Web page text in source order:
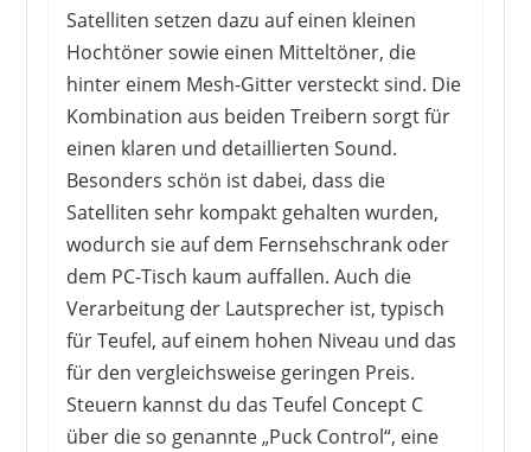
Satelliten setzen dazu auf einen kleinen
Hochtöner sowie einen Mitteltöner, die
hinter einem Mesh-Gitter versteckt sind. Die
Kombination aus beiden Treibern sorgt für
einen klaren und detaillierten Sound.
Besonders schön ist dabei, dass die
Satelliten sehr kompakt gehalten wurden,
wodurch sie auf dem Fernsehschrank oder
dem PC-Tisch kaum auffallen. Auch die
Verarbeitung der Lautsprecher ist, typisch
für Teufel, auf einem hohen Niveau und das
für den vergleichsweise geringen Preis.
Steuern kannst du das Teufel Concept C
über die so genannte „Puck Control“, eine